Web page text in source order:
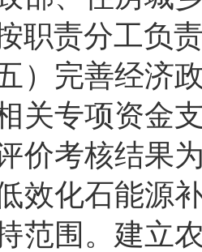
职责分工负
完善经济政
关专项资金
价考核结果
效化石能源
范围。建立